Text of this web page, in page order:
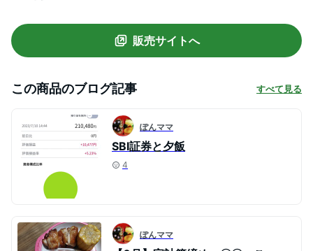
販売サイトへ
この商品のブログ記事 すべて見る
ぽんママ
SBI証券と夕飯
4
ぽんママ